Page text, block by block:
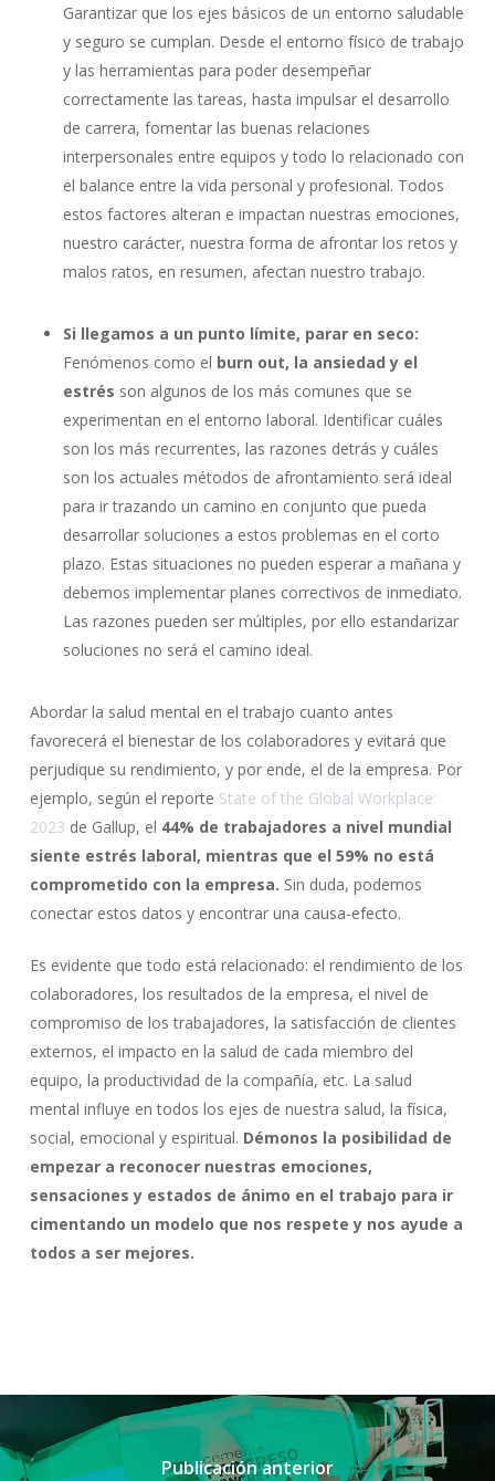
Garantizar que los ejes básicos de un entorno saludable
y seguro se cumplan. Desde el entorno físico de trabajo
y las herramientas para poder desempeñar
correctamente las tareas, hasta impulsar el desarrollo
de carrera, fomentar las buenas relaciones
interpersonales entre equipos y todo lo relacionado con
el balance entre la vida personal y profesional. Todos
estos factores alteran e impactan nuestras emociones,
nuestro carácter, nuestra forma de afrontar los retos y
malos ratos, en resumen, afectan nuestro trabajo.
Si llegamos a un punto límite, parar en seco:
Fenómenos como el burn out, la ansiedad y el
estrés son algunos de los más comunes que se
experimentan en el entorno laboral. Identificar cuáles
son los más recurrentes, las razones detrás y cuáles
son los actuales métodos de afrontamiento será ideal
para ir trazando un camino en conjunto que pueda
desarrollar soluciones a estos problemas en el corto
plazo. Estas situaciones no pueden esperar a mañana y
debemos implementar planes correctivos de inmediato.
Las razones pueden ser múltiples, por ello estandarizar
soluciones no será el camino ideal.
Abordar la salud mental en el trabajo cuanto antes
favorecerá el bienestar de los colaboradores y evitará que
perjudique su rendimiento, y por ende, el de la empresa. Por
ejemplo, según el reporte State of the Global Workplace:
2023 de Gallup, el 44% de trabajadores a nivel mundial
siente estrés laboral, mientras que el 59% no está
comprometido con la empresa. Sin duda, podemos
conectar estos datos y encontrar una causa-efecto.
Es evidente que todo está relacionado: el rendimiento de los
colaboradores, los resultados de la empresa, el nivel de
compromiso de los trabajadores, la satisfacción de clientes
externos, el impacto en la salud de cada miembro del
equipo, la productividad de la compañía, etc. La salud
mental influye en todos los ejes de nuestra salud, la física,
social, emocional y espiritual. Démonos la posibilidad de
empezar a reconocer nuestras emociones,
sensaciones y estados de ánimo en el trabajo para ir
cimentando un modelo que nos respete y nos ayude a
todos a ser mejores.
Publicación anterior